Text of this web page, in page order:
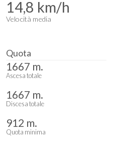
14,8 km/h
Velocità media
Quota
1667 m.
Ascesa totale
1667 m.
Discesa totale
912 m.
Quota minima